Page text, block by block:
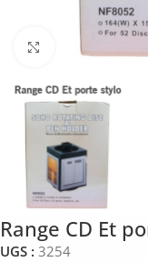
Click to enlarge
Range CD Et
UGS : 3254